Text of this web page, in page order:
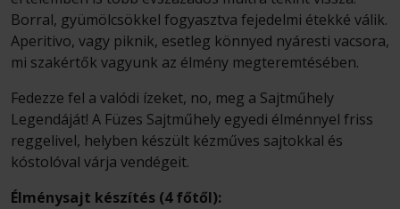
Borral, gyümölcsökkel fogyasztva fejedelmi étekké válik.
Aperitivo, vagy piknik, esetleg könnyed nyáresti vacsora,
mi szakértők vagyunk az élmény megteremtésében.
Fedezze fel a valódi ízeket, no, meg a Sajtműhely
Legendáját! A Füzes Sajtműhely egyedi élménnyel friss
reggelivel, helyben készült kézműves sajtokkal és
kóstolóval várja vendégeit.
Élménysajt készítés (4 főtől):